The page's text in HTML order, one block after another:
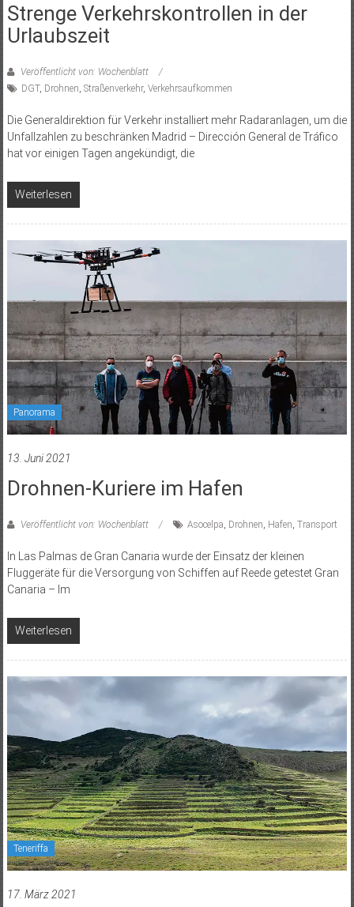
Strenge Verkehrskontrollen in der
Urlaubszeit
Veröffentlicht von: Wochenblatt
DGT, Drohnen, Straßenverkehr, Verkehrsaufkommen
Die Generaldirektion für Verkehr installiert mehr Radaranlagen, um die
Unfallzahlen zu beschränken Madrid – Dirección General de Tráfico
hat vor einigen Tagen angekündigt, die
Weiterlesen
Panorama
13. Juni 2021
Drohnen-Kuriere im Hafen
Veröffentlicht von: Wochenblatt Asocelpa Drohnen Hafen Transport
In Las Palmas de Gran Canaria wurde der Einsatz der kleinen
Fluggeräte für die Versorgung von Schiffen auf Reede getestet Gran
Canaria – Im
Weiterlesen
Teneriffa
17. März 2021